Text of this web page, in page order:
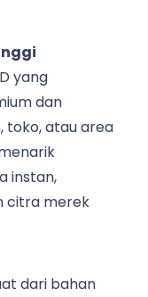
yang
dan
toko, atau area
instan,
citra merek
dari bahan